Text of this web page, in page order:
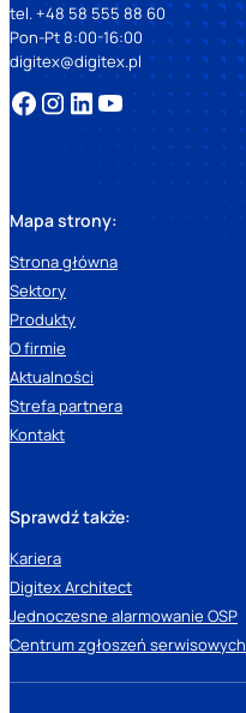
tel. +48 58 555 88 60
Pon-Pt 8:00-16:00
digitex@digitex.pl
Mapa strony:
Strona główna
Sektory
Produkty
O firmie
Aktualności
Strefa partnera
Kontakt
Sprawdź także:
Kariera
Digitex Architect
Jednoczesne alarmowanie OSP
Centrum zgłoszeń serwisowych